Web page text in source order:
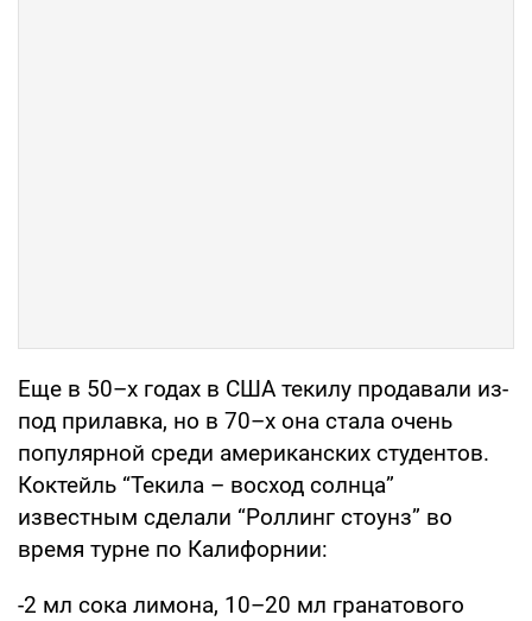
Еще в 50–х годах в США текилу продавали из-
под прилавка, но в 70–х она стала очень
популярной среди американских студентов.
Коктейль “Текила – восход солнца”
известным сделали “Роллинг стоунз” во
время турне по Калифорнии:
-2 мл сока лимона, 10–20 мл гранатового